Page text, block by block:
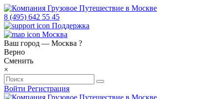
8 (495) 642 55 45
Поддержка
Москва
Ваш город — Москва ?
Верно
Сменить
×
Войти Регистрация